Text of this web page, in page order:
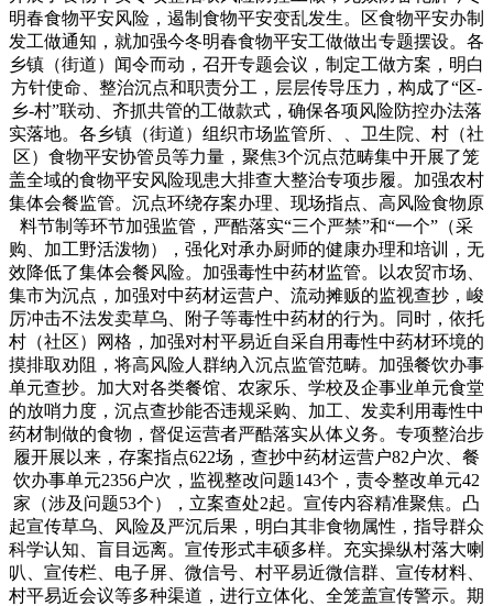
明春食物平安风险，遏制食物平安变乱发生。区食物平安办制
发工做通知，就加强今冬明春食物平安工做做出专题摆设。各
乡镇（街道）闻令而动，召开专题会议，制定工做方案，明白
方针使命、整治沉点和职责分工，层层传导压力，构成了“区-
乡-村”联动、齐抓共管的工做款式，确保各项风险防控办法落
实落地。各乡镇（街道）组织市场监管所、、卫生院、村（社
区）食物平安协管员等力量，聚焦3个沉点范畴集中开展了笼
盖全域的食物平安风险现患大排查大整治专项步履。加强农村
集体会餐监管。沉点环绕存案办理、现场指点、高风险食物原
料节制等环节加强监管，严酷落实“三个严禁”和“一个”（采
购、加工野活泼物），强化对承办厨师的健康办理和培训，无
效降低了集体会餐风险。加强毒性中药材监管。以农贸市场、
集市为沉点，加强对中药材运营户、流动摊贩的监视查抄，峻
厉冲击不法发卖草乌、附子等毒性中药材的行为。同时，依托
村（社区）网格，加强对村平易近自采自用毒性中药材环境的
摸排取劝阻，将高风险人群纳入沉点监管范畴。加强餐饮办事
单元查抄。加大对各类餐馆、农家乐、学校及企事业单元食堂
的放哨力度，沉点查抄能否违规采购、加工、发卖利用毒性中
药材制做的食物，督促运营者严酷落实从体义务。专项整治步
履开展以来，存案指点622场，查抄中药材运营户82户次、餐
饮办事单元2356户次，监视整改问题143个，责令整改单元42
家（涉及问题53个），立案查处2起。宣传内容精准聚焦。凸
起宣传草乌、风险及严沉后果，明白其非食物属性，指导群众
科学认知、盲目远离。宣传形式丰硕多样。充实操纵村落大喇
叭、宣传栏、电子屏、微信号、村平易近微信群、宣传材料、
村平易近会议等多种渠道，进行立体化、全笼盖宣传警示。期